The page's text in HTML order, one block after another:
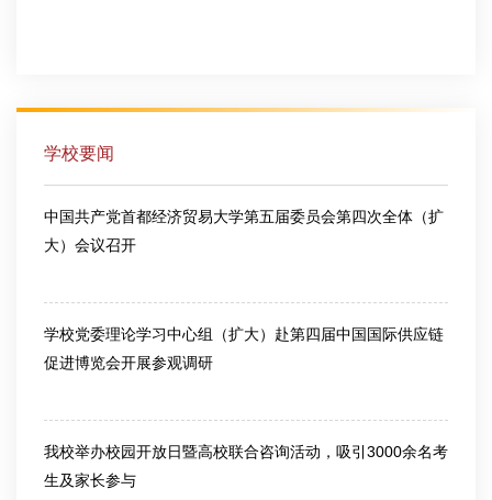
学校要闻
中国共产党首都经济贸易大学第五届委员会第四次全体（扩
大）会议召开
学校党委理论学习中心组（扩大）赴第四届中国国际供应链
促进博览会开展参观调研
我校举办校园开放日暨高校联合咨询活动，吸引3000余名考
生及家长参与